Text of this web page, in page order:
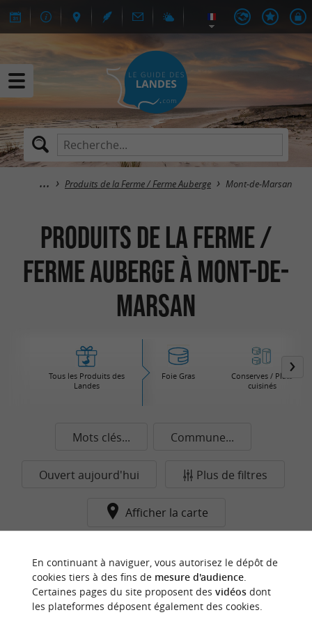
Produits de la Ferme / Ferme Auberge Mont-de-Marsan
Produits de la Ferme /
Ferme Auberge à Mont-de-
Marsan
Tous les Produits des
Landes
Foie Gras
Conserves / Plats
cuisinés
Mots clés... Commune...
Ouvert aujourd'hui Plus de filtres
Afficher la carte
commune pour le moment...
En continuant à naviguer, vous autorisez le dépôt de
cookies tiers à des fins de mesure d'audience.
Certaines pages du site proposent des vidéosdont
les plateformes déposent également des cookies.